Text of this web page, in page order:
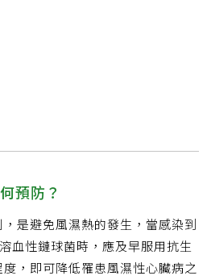
預防？
是避免風濕熱的發生，當感染到
血性鏈球菌時，應及早服用抗生
，即可降低罹患風濕性心臟病之